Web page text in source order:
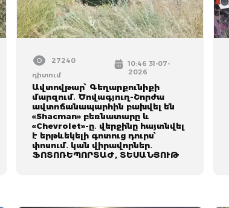
27240
դիտում
10:46 31-07-
2026
Ավտովթար՝ Գեղարքունիքի
մարզում․ Ծովագյուղ-Շորժա
ավտոճանապարհին բախվել են
«Shacman» բեռնատարը և
«Chevrolet»-ը․ վերջինը հայտնվել
է երթևեկելի գոտուց դուրս՝
փոսում․ կան վիրավորներ․
ՖՈՏՈՌԵՊՈՐՏԱԺ, ՏԵՍԱՆՅՈՒԹ